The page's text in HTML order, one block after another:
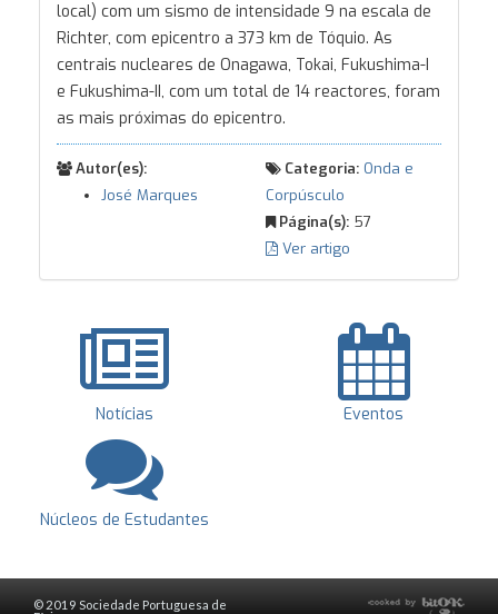
local) com um sismo de intensidade 9 na escala de
Richter, com epicentro a 373 km de Tóquio. As
centrais nucleares de Onagawa, Tokai, Fukushima-I
e Fukushima-II, com um total de 14 reactores, foram
as mais próximas do epicentro.
Autor(es):
José Marques
Categoria: Onda e
Corpúsculo
Página(s): 57
Ver artigo
Notícias Eventos
Núcleos de Estudantes
© 2019 Sociedade Portuguesa de